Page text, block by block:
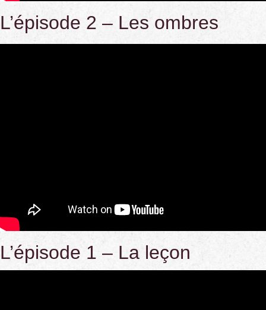
L’épisode 2 – Les ombres
L’épisode 1 – La leçon